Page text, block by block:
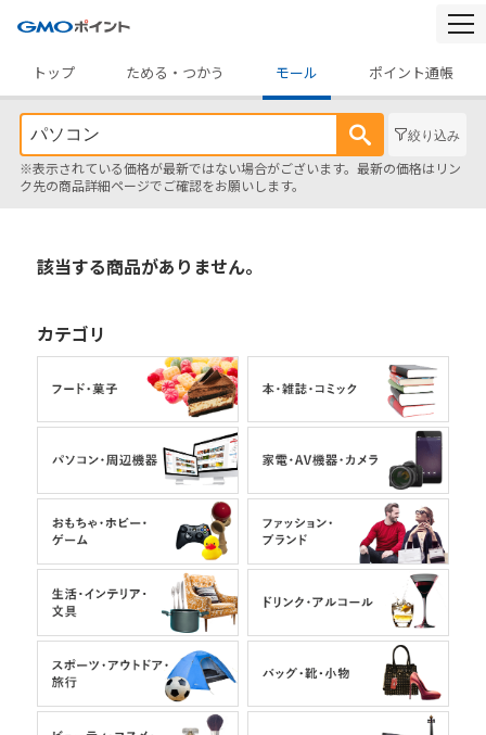
トップ
ためる・つかう モール ポイント通帳
絞り込み
※表示されている価格が最新ではない場合がございます。最新の価格はリン
ク先の商品詳細ページでご確認をお願いします。
該当する商品がありません。
カテゴリ